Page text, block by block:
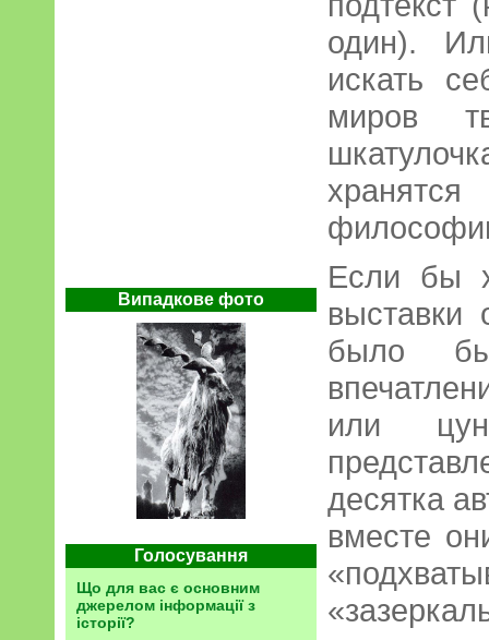
Випадкове фото
Голосування
Що для вас є основним
джерелом інформації з
історії?
один).
искать
миров
Если бы
выставки
было
или
десятка
вместе